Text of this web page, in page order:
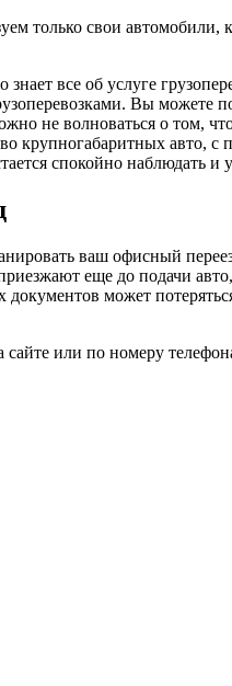
только свои
все об услуге
Вы можете
не волноваться о том,
крупногабаритных авто,
спокойно наблюдать и
ваш офисный
еще до подачи
документов может
сайте или по номеру